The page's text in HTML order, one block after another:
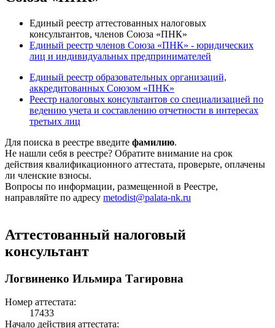
Единый реестр аттестованных налоговых
консультантов, членов Союза «ПНК»
Единый реестр членов Союза «ПНК» - юридических
лиц и индивидуальных предпринимателей
Единый реестр образовательных организаций,
аккредитованных Союзом «ПНК»
Реестр налоговых консультантов со специализацией по
ведению учета и составлению отчетности в интересах
третьих лиц
Для поиска в реестре введите фамилию.
Не нашли себя в реестре? Обратите внимание на срок
действия квалификационного аттестата, проверьте, оплачены
ли членские взносы.
Вопросы по информации, размещенной в Реестре,
направляйте по адресу metodist@palata-nk.ru
Аттестованный налоговый
консультант
Логвиненко Ильмира Тагировна
Номер аттестата:
17433
Начало действия аттестата: